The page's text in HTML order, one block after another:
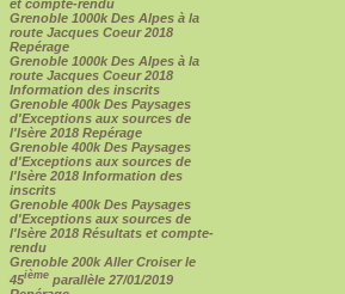
et compte-rendu
Grenoble 1000k Des Alpes à la
route Jacques Coeur 2018
Repérage
Grenoble 1000k Des Alpes à la
route Jacques Coeur 2018
Information des inscrits
Grenoble 400k Des Paysages
d'Exceptions aux sources de
l'Isère 2018 Repérage
Grenoble 400k Des Paysages
d'Exceptions aux sources de
l'Isère 2018 Information des
inscrits
Grenoble 400k Des Paysages
d'Exceptions aux sources de
l'Isère 2018 Résultats et compte-
rendu
Grenoble 200k Aller Croiser le
45ième parallèle 27/01/2019